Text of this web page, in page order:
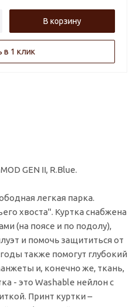
В корзину
в 1 клик
GEN II, R.Blue.
легкая парка.
хвоста". Куртка снабжена
(на поясе и по подолу),
и помочь защититься от
также помогут глубокий
и, конечно же, ткань,
- это Washable нейлон с
Принт куртки –